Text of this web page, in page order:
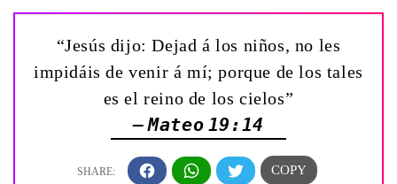
“Jesús dijo: Dejad á los niños, no les
impidáis de venir á mí; porque de los tales
es el reino de los cielos”
— Mateo 19:14